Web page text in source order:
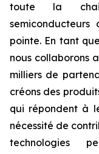
toute la
pointe. En tant
nous collaborons
milliers de
créons des
qui répondent à
nécessité de
technologies